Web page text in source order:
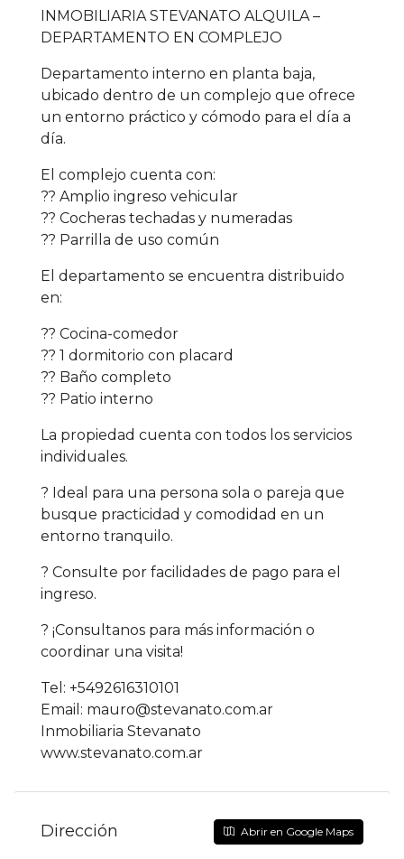
INMOBILIARIA STEVANATO ALQUILA –
DEPARTAMENTO EN COMPLEJO
Departamento interno en planta baja,
ubicado dentro de un complejo que ofrece
un entorno práctico y cómodo para el día a
día.
El complejo cuenta con:
?? Amplio ingreso vehicular
?? Cocheras techadas y numeradas
?? Parrilla de uso común
El departamento se encuentra distribuido
en:
?? Cocina-comedor
?? 1 dormitorio con placard
?? Baño completo
?? Patio interno
La propiedad cuenta con todos los servicios
individuales.
? Ideal para una persona sola o pareja que
busque practicidad y comodidad en un
entorno tranquilo.
? Consulte por facilidades de pago para el
ingreso.
? ¡Consultanos para más información o
coordinar una visita!
Tel: +5492616310101
Email: mauro@stevanato.com.ar
Inmobiliaria Stevanato
www.stevanato.com.ar
Dirección Abrir en Google Maps